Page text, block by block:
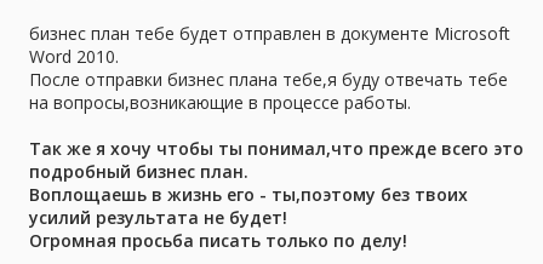
бизнес план тебе будет отправлен в документе Microsoft
Word 2010.
После отправки бизнес плана тебе,я буду отвечать тебе
на вопросы,возникающие в процессе работы.
Так же я хочу чтобы ты понимал,что прежде всего это
подробный бизнес план.
Воплощаешь в жизнь его - ты,поэтому без твоих
усилий результата не будет!
Огромная просьба писать только по делу!